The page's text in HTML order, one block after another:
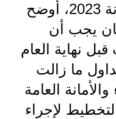
المتوسطة
الاعدادية
مدرسية
الابتدائية
وبشأن تأخر جداول موازنة 2023، أوضح
يجب أن
نهاية العام
ما زالت
العامة
لإجراء